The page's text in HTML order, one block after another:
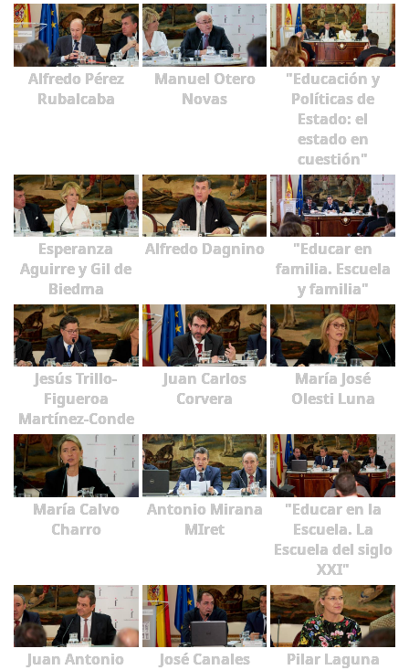
Alfredo Pérez
Rubalcaba
Manuel Otero
Novas
"Educación y
Políticas de
Estado: el
estado en
cuestión"
Esperanza
Aguirre y Gil de
Biedma
Alfredo Dagnino
"Educar en
familia. Escuela
y familia"
Jesús Trillo-
Figueroa
Martínez-Conde
Juan Carlos
Corvera
María José
Olesti Luna
María Calvo
Charro
Antonio Mirana
MIret
"Educar en la
Escuela. La
Escuela del siglo
XXI"
Juan Antonio
José Canales
Pilar Laguna